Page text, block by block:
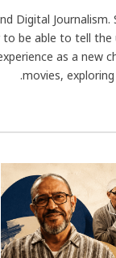
Digital
be able to tell
as a new
movies,